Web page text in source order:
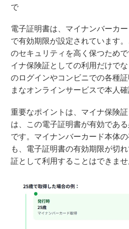
で
電子証明書は、マイナンバーカ
で有効期限が設定されています
のセキュリティを高く保つため
イナ保険証としての利用だけでな
のログインやコンビニでの各種
まなオンラインサービスで本人確
重要なポイントは、マイナ保険
は、この電子証明書が有効であ
です。マイナンバーカード本体
も、電子証明書の有効期限が切
証として利用することはできませ